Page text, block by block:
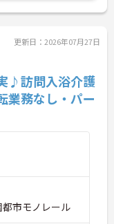
さら
更新日：2026年07月27日
♪訪問入浴介護
業務なし・パー
市モノレール